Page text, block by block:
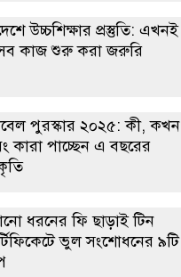
উচ্চশিক্ষার প্রস্তুতি: এখনই
কাজ শুরু করা জরুরি
পুরস্কার ২০২৫: কী, কখন
কারা পাচ্ছেন এ বছরের
ধরনের ফি ছাড়াই টিন
ভুল সংশোধনের ৯টি